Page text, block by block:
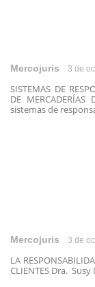
Mercojuris 3 de
SISTEMAS DE
DE
sistemas de
Mercojuris 3 de
LA
CLIENTES Dra.